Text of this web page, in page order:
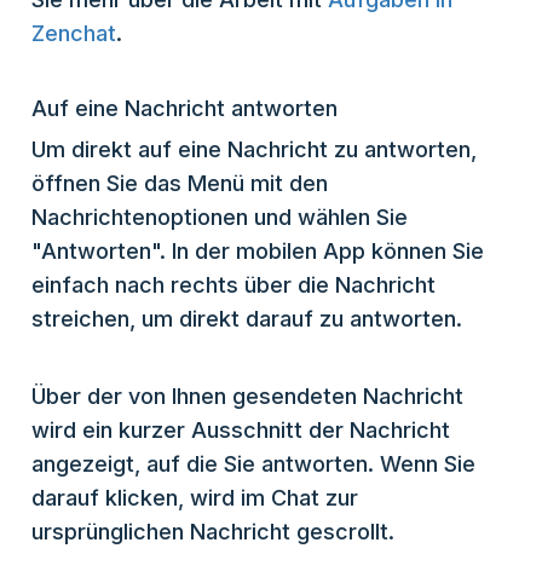
Zenchat.
Auf eine Nachricht antworten
Um direkt auf eine Nachricht zu antworten,
öffnen Sie das Menü mit den
Nachrichtenoptionen und wählen Sie
"Antworten". In der mobilen App können Sie
einfach nach rechts über die Nachricht
streichen, um direkt darauf zu antworten.
Über der von Ihnen gesendeten Nachricht
wird ein kurzer Ausschnitt der Nachricht
angezeigt, auf die Sie antworten. Wenn Sie
darauf klicken, wird im Chat zur
ursprünglichen Nachricht gescrollt.